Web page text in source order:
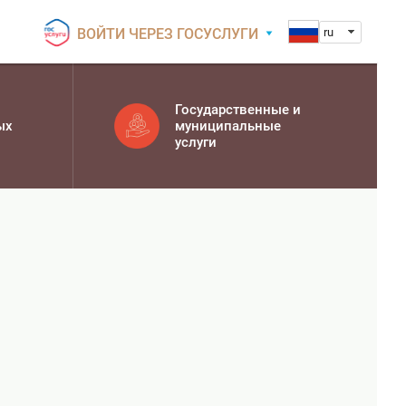
ВОЙТИ ЧЕРЕЗ ГОСУСЛУГИ ru
Государственные и
муниципальные
услуги